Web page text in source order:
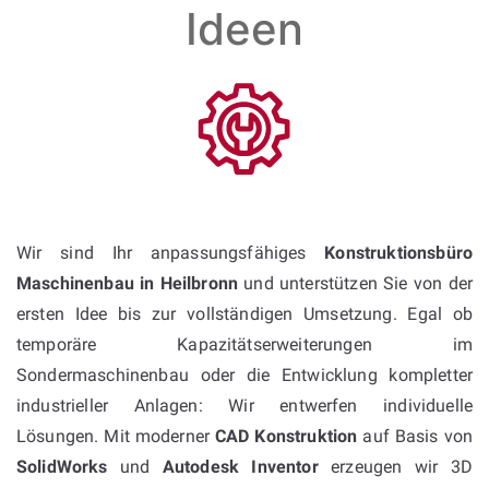
Ideen
Wir sind Ihr anpassungsfähiges Konstruktionsbüro
Maschinenbau in Heilbronn und unterstützen Sie von der
ersten Idee bis zur vollständigen Umsetzung. Egal ob
temporäre Kapazitätserweiterungen im
Sondermaschinenbau oder die Entwicklung kompletter
industrieller Anlagen: Wir entwerfen individuelle
Lösungen. Mit modernerCAD Konstruktion auf Basis von
SolidWorks und Autodesk Inventorerzeugen wir 3D